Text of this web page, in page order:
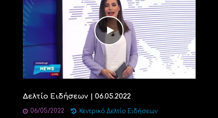
Δελτίο Ειδήσεων | 06.05.2022
06/05/2022 Κεντρικό Δελτίο Ειδήσεων